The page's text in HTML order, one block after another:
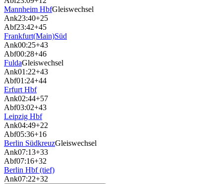
Mannheim HbfGleiswechsel
Ank23:40+25
Abf23:42+45
Frankfurt(Main)Süd
Ank00:25+43
Abf00:28+46
FuldaGleiswechsel
Ank01:22+43
Abf01:24+44
Erfurt Hbf
Ank02:44+57
Abf03:02+43
Leipzig Hbf
Ank04:49+22
Abf05:36+16
Berlin SüdkreuzGleiswechsel
Ank07:13+33
Abf07:16+32
Berlin Hbf (tief)
Ank07:22+32